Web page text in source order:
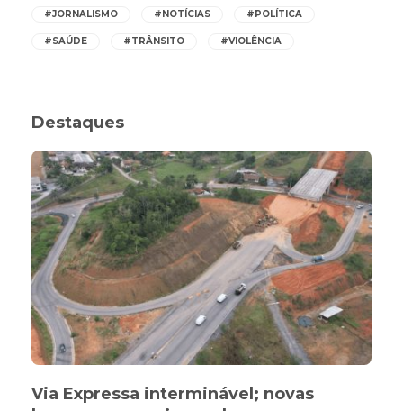
#JORNALISMO #NOTÍCIAS #POLÍTICA
#SAÚDE #TRÂNSITO #VIOLÊNCIA
Destaques
Via Expressa interminável; novas